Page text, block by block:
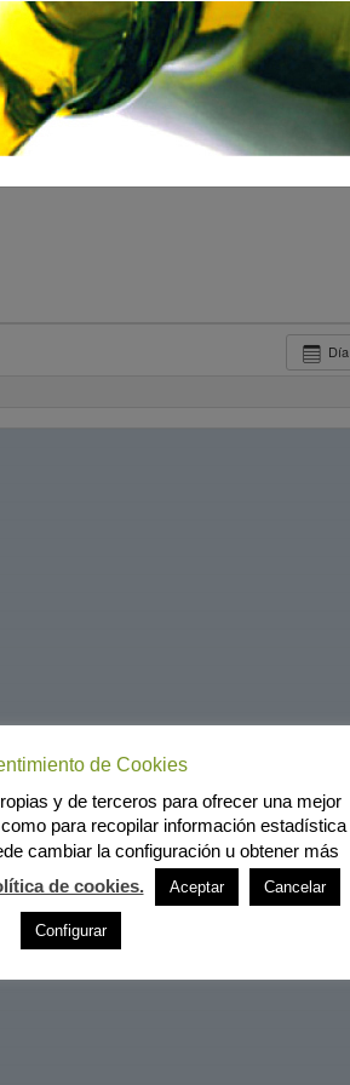
Día
de Cookies
y de terceros para ofrecer una mejor
para recopilar información estadística
cambiar la configuración u obtener más
de cookies. Aceptar Cancelar
Configurar